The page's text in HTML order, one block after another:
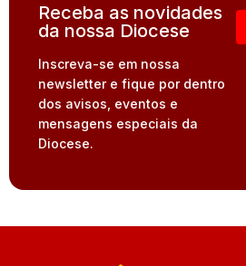
Receba as novidades
da nossa Diocese
Inscreva-se em nossa
newsletter e fique por dentro
dos avisos, eventos e
mensagens especiais da
Diocese.